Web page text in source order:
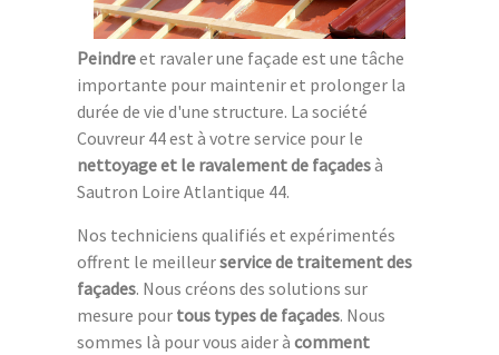
Peindreet ravaler une façade est une tâche
importante pour maintenir et prolonger la
durée de vie d'une structure. La société
Couvreur 44 est à votre service pour le
nettoyage et le ravalement de façadesà
Sautron Loire Atlantique 44.
Nos techniciens qualifiés et expérimentés
offrent le meilleurservice de traitement des
façades. Nous créons des solutions sur
mesure pour tous types de façades. Nous
sommes là pour vous aider à comment